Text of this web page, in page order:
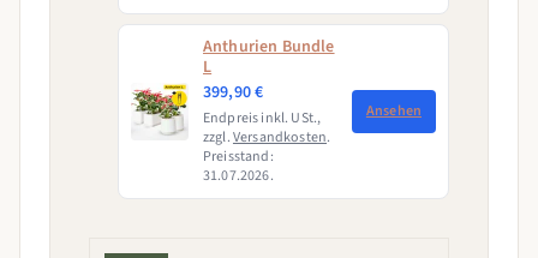
Anthurien Bundle
L
399,90 €
Endpreis inkl. USt.,
zzgl.Versandkosten.
Preisstand:
31.07.2026.
Ansehen